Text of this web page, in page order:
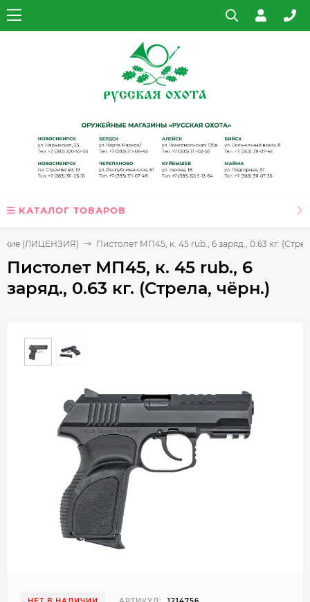
КАТАЛОГ ТОВАРОВ
(ЛИЦЕНЗИЯ) Пистолет МП45, к. 45 rub., 6 заряд., 0.63 кг.
Пистолет МП45, к. 45 rub., 6
заряд., 0.63 кг. (Стрела, чёрн.)